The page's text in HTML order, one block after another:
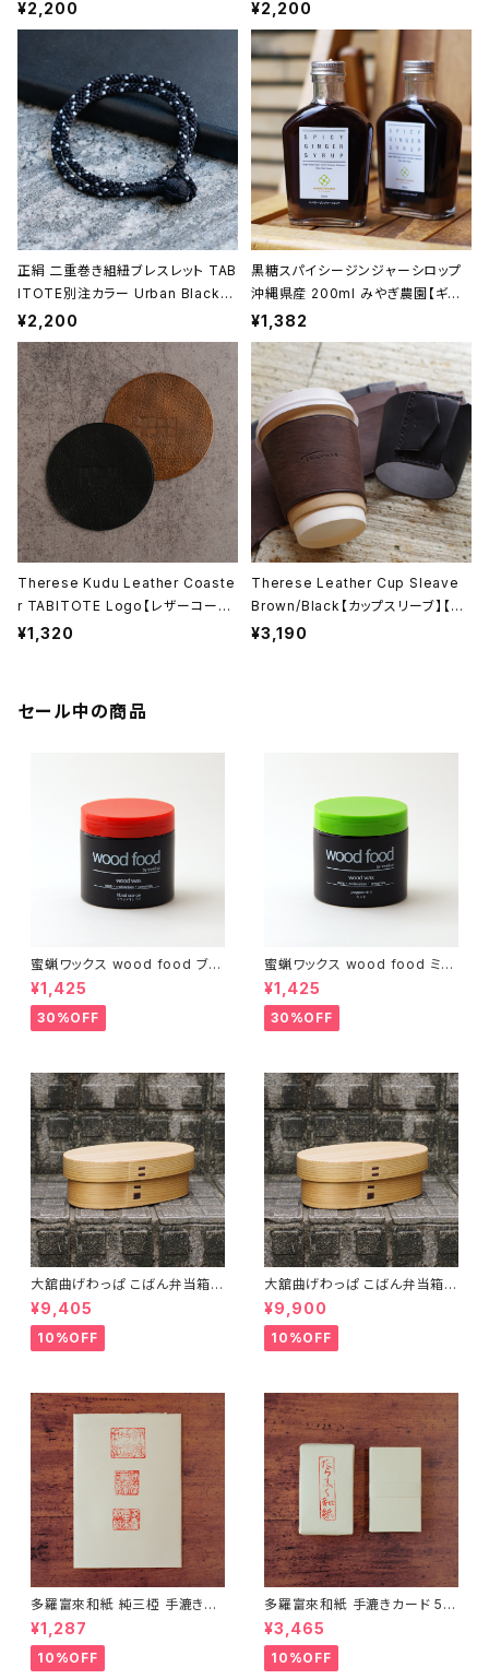
ベージュ 昇苑くみひも【京都】【組紐
アクセサリー】【Kumihimo Bracel
¥2,200
昇苑くみひも【京都】【組紐アクセサリ
ー】【Kumihimo Bracelet】【ギフト
プレゼント】【父の日 お誕生日】
¥2,200
正絹 二重巻き組紐ブレスレット TAB
ITOTE別注カラー Urban Black
＜黒＞ 昇苑くみひも【京都】【組紐ア
クセサリー】【Kumihimo Bracele
t】【ギフト プレゼント】【父の日 お誕
生日】
¥2,200
黒糖スパイシージンジャーシロップ
沖縄県産 200ml みやぎ農園【ギフト
プレゼント】【父の日 お誕生日】
¥1,382
Therese Kudu Leather Coaste
r TABITOTE Logo【レザーコース
ター】【本革製】【日本製】【ギフト プレ
¥1,320
Therese Leather Cup Sleave
Brown/Black【カップスリーブ】【カ
ップホルダー】【本革製】【日本製】【テ
¥3,190
セール中の商品
蜜蝋ワックス wood food ブラ
ッドオレンジ【DIY】【木工】【ギフ
ト プレゼント】【父の日 お誕生
日】
¥1,425
30%OFF
蜜蝋ワックス wood food ミン
ト【DIY】【木工】【ギフト プレゼン
ト】【父の日 お誕生日】
¥1,425
30%OFF
大舘曲げわっぱ こばん弁当箱
（小） りょうび庵 秋田県大舘市
【伝統的工芸品】【民藝品】【ギフ
ト プレゼント】【父の日 お誕生
日】
¥9,405
10%OFF
大舘曲げわっぱ こばん弁当箱
（中） りょうび庵 秋田県大舘市
【伝統的工芸品】【民藝品】【ギフ
ト プレゼント】【父の日 お誕生
日】
¥9,900
10%OFF
多羅富來和紙 純三椏 手漉き便
箋 10枚入り【伊予和紙】【愛媛県
四国中央市】【伝統工芸品】【民
藝品】【ギフト プレゼント】【父の
日 お誕生日】
¥1,287
10%OFF
多羅富來和紙 手漉きカード 50
枚入り【伊予和紙】【愛媛県四国
中央市】【伝統工芸品】【民藝品】
【ギフト プレゼント】【父の日 お
誕生日】
¥3,465
10%OFF